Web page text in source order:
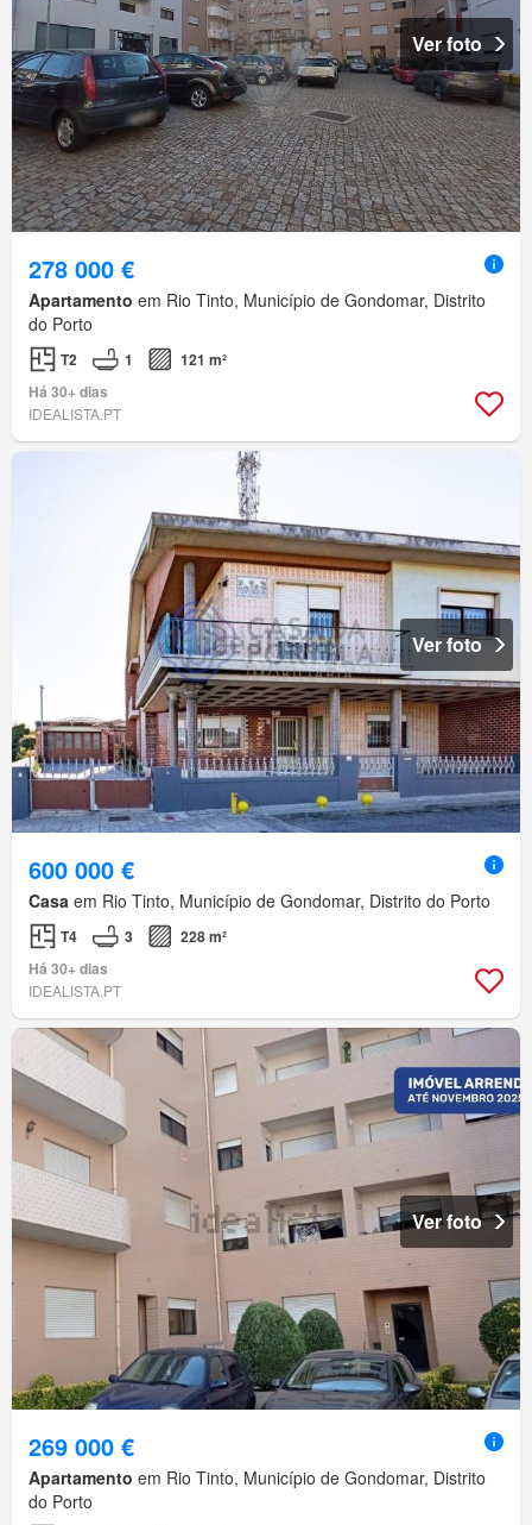
Ver foto
278 000 €
Apartamento em Rio Tinto, Município de Gondomar, Distrito
do Porto
T2 1
121 m²
Há 30+ dias
IDEALISTA.PT
Ver foto
600 000 €
Casa em Rio Tinto, Município de Gondomar, Distrito do Porto
T4 3
228 m²
Há 30+ dias
IDEALISTA.PT
Ver foto
269 000 €
Apartamento em Rio Tinto, Município de Gondomar, Distrito
do Porto